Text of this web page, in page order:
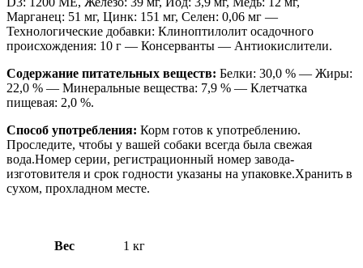
Марганец: 51 мг, Цинк: 151 мг, Ceлeн: 0,06 мг —
Технологические добавки: Клиноптилолит осадочного
происхождения: 10 г — Консерванты — Антиокислители.
Содержание питательных веществ: Белки: 30,0 % — Жиры:
22,0 % — Минеральные вещества: 7,9 % — Клетчатка
пищевая: 2,0 %.
Способ употребления: Корм готов к употреблению.
Проследите, чтобы у вашей собаки всегда была свежая
вода.Номер серии, регистрационный номер завода-
изготовителя и срок годности указаны на упаковке.Хранить в
сухом, прохладном месте.
Вес 1 кг